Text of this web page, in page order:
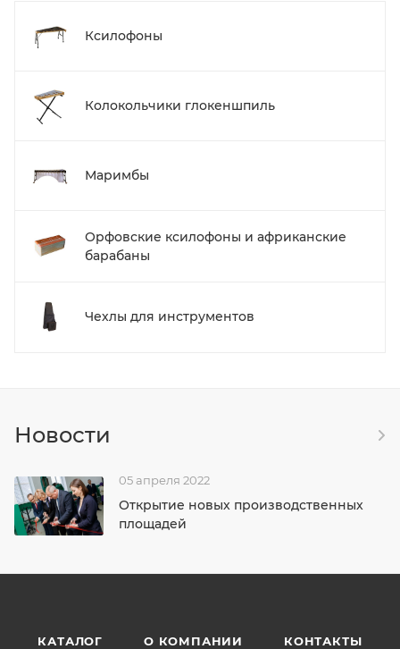
Ксилофоны
Колокольчики глокеншпиль
Маримбы
Орфовские ксилофоны и африканские
барабаны
Чехлы для инструментов
Новости
05 апреля 2022
Открытие новых производственных
площадей
КАТАЛОГ О КОМПАНИИ КОНТАКТЫ